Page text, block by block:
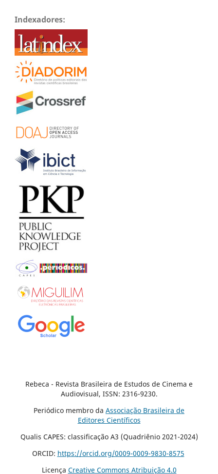
Indexadores:
Rebeca - Revista Brasileira de Estudos de Cinema e
Audiovisual, ISSN: 2316-9230.
Periódico membro da Associação Brasileira de
Editores Científicos
Qualis CAPES: classificação A3 (Quadriênio 2021-2024)
ORCID: https://orcid.org/0009-0009-9830-8575
Licença Creative Commons Atribuição 4.0